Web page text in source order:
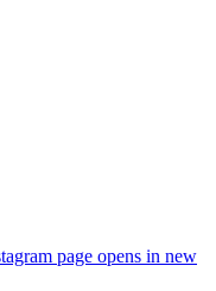
page opens in new